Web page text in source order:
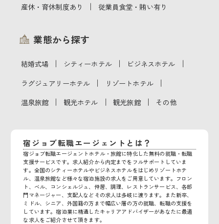
産休・育休制度あり ｜ 従業員食堂・賄い有り
業態から探す
結婚式場 ｜ シティーホテル ｜ ビジネスホテル ｜
ラグジュアリーホテル ｜ リゾートホテル ｜
温泉旅館 ｜ 観光ホテル ｜ 観光旅館 ｜ その他
宿ジョブ転職エージェントとは？
宿ジョブ転職エージェントホテル・旅館に特化した無料の就職・転職
支援サービスです。求人紹介から内定までをフルサポートしていま
す。全国のシティーホテルやビジネスホテルをはじめリゾートホテ
ル、温泉旅館など様々な宿泊施設の求人をご用意しています。フロン
ト、ベル、コンシェルジュ、仲居、調理、レストランサービス、各部
門マネージャー、支配人などその求人は多岐に渡ります。また新卒、
ミドル、シニア、外国籍の方まで幅広い層の方の就職、転職の支援を
しています。宿泊業に精通したキャリアアドバイザーがあなたに最適
な求人をご紹介させて頂きます。